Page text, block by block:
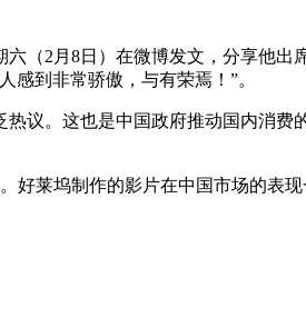
（2月8日）在微博发文，分享他出
到非常骄傲，与有荣焉！”。
议。这也是中国政府推动国内消费
莱坞制作的影片在中国市场的表